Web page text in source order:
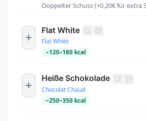
Doppelter Schuss (+0,20€ für extra
Flat White
Flat White
~120–180 kcal
Heiße Schokolade
Chocolat Chaud
~250–350 kcal